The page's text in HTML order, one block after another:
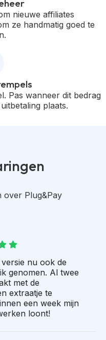
nieuwe affiliates
ze handmatig goed te
Pas wanneer dit bedrag
plaats.
over Plug&Pay
nu ook de
genomen. Al twee
met de
extraatje te
een week mijn
loont!